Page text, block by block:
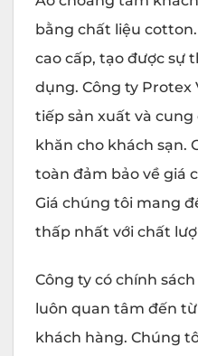
bằng chất liệu
cao cấp, tạo được sự
dụng. Công ty Protex
tiếp sản xuất và cung
khăn cho khách sạn.
toàn đảm bảo về giá
Giá chúng tôi mang
thấp nhất với chất
Công ty có chính
luôn quan tâm đến
khách hàng. Chúng